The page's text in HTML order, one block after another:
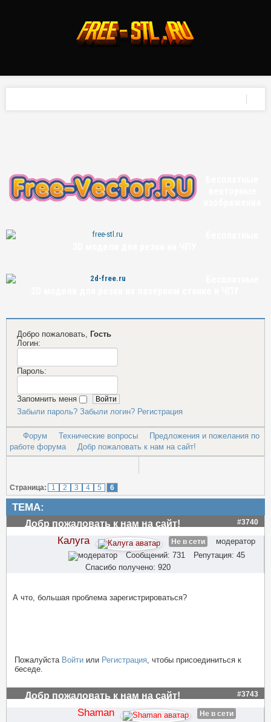
Добро пожаловать,
Гость
Логин:
Пароль:
Запомнить меня
Забыли пароль? Забыли логин? Регистрация
Форум Технические вопросы
Предложения и пожелания по
работе форума
Добр пожаловать к нам на сайт!
Страница: 1 2 3 4 5 6
ТЕМА:
Добр пожаловать к нам на сайт! #3740
Калуга Не в сети
модератор
Сообщений: 731
Репутация: 45
Спасибо получено: 920
А что, большая проблема зарегистрироваться?
Пожалуйста Войти или Регистрация , чтобы присоединиться к
беседе.
Добр пожаловать к нам на сайт! #3743
Shaman Не в сети